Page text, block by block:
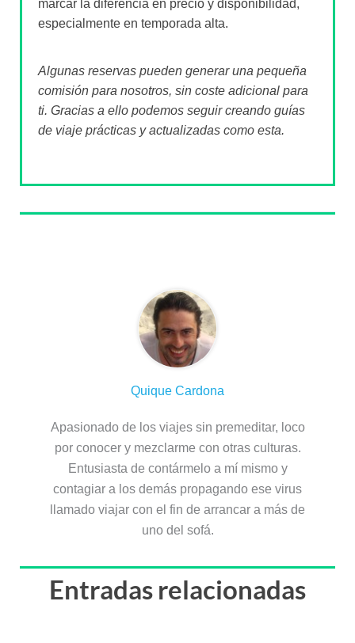
marcar la diferencia en precio y disponibilidad,
especialmente en temporada alta.
Algunas reservas pueden generar una pequeña
comisión para nosotros, sin coste adicional para
ti. Gracias a ello podemos seguir creando guías
de viaje prácticas y actualizadas como esta.
Quique Cardona
Apasionado de los viajes sin premeditar, loco
por conocer y mezclarme con otras culturas.
Entusiasta de contármelo a mí mismo y
contagiar a los demás propagando ese virus
llamado viajar con el fin de arrancar a más de
uno del sofá.
Entradas relacionadas